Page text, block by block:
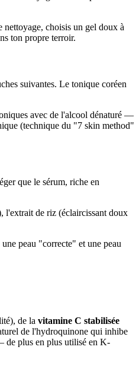
nettoyage, choisis un gel doux à
ton propre terroir.
suivantes. Le tonique coréen
avec de l'alcool dénaturé —
(technique du "7 skin method"
que le sérum, riche en
l'extrait de riz (éclaircissant doux
peau "correcte" et une peau
de la vitamine C stabilisée
de l'hydroquinone qui inhibe
de plus en plus utilisé en K-